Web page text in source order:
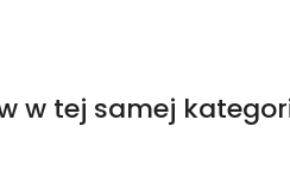
w tej samej